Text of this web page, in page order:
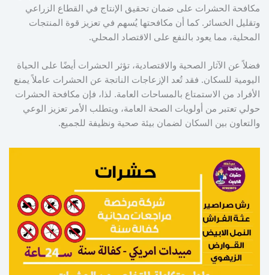
مكافحة الحشرات على ضمان تحقيق الإنتاج في القطاع الزراعي
وتقليل الخسائر. كما أن مكافحتها يُسهم في تعزيز قوة المنتجات
المحلية، مما يعود بالنفع على الاقتصاد المحلي.
فضلاً عن الآثار الصحية والاقتصادية، تؤثر الحشرات أيضًا على الحياة
اليومية للسكان. فقد تُعد الإزعاجات الناتجة عن الحشرات عاملاً يمنع
الأفراد من الاستمتاع بالمساحات العامة. لذا، فإن مكافحة الحشرات
حولي تعتبر من أولويات الصحة العامة، ويتطلب الأمر تعزيز الوعي
والتعاون بين السكان لضمان بيئة صحية ونظيفة للجميع.